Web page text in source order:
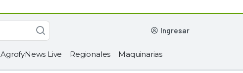
ingresar
AgrofyNews Live Regionales Maquinarias